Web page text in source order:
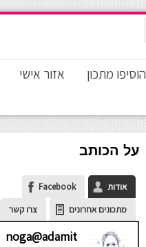
הוסיפו מתכון אזור אישי
על הכותב
אודות
Facebook
מתכונים אחרונים
צרו קשר
noga@adamit